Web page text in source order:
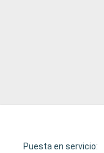
Puesta en servicio: